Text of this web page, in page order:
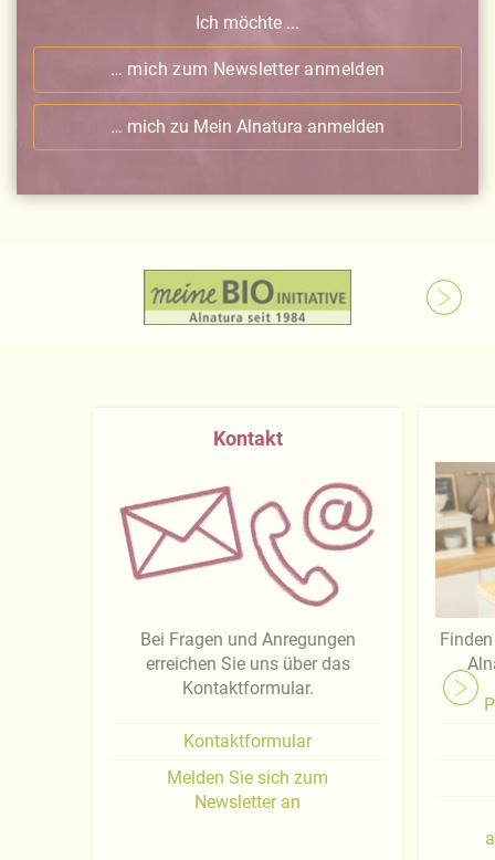
Ich möchte ...
… mich zum Newsletter anmelden
… mich zu Mein Alnatura anmelden
Kontakt
Bei Fragen und Anregungen
erreichen Sie uns über das
Kontaktformular.
Kontaktformular
Melden Sie sich zum
Newsletter an